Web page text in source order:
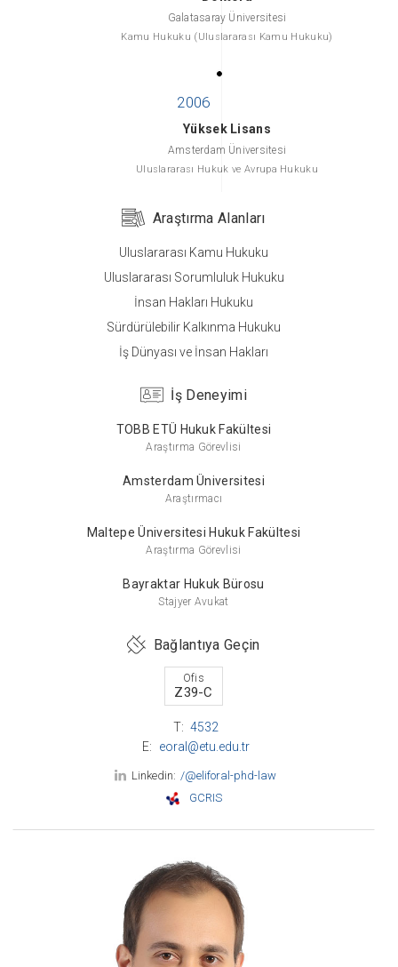
Galatasaray Üniversitesi
Kamu Hukuku (Uluslararası Kamu Hukuku)
Yüksek Lisans
Amsterdam Üniversitesi
Uluslararası Hukuk ve Avrupa Hukuku
Lisans
İstanbul Bilgi Üniversitesi
Hukuk
Araştırma Alanları
Uluslararası Kamu Hukuku
Uluslararası Sorumluluk Hukuku
İnsan Hakları Hukuku
Sürdürülebilir Kalkınma Hukuku
İş Dünyası ve İnsan Hakları
İş Deneyimi
TOBB ETÜ Hukuk Fakültesi
Araştırma Görevlisi
Amsterdam Üniversitesi
Araştırmacı
Maltepe Üniversitesi Hukuk Fakültesi
Araştırma Görevlisi
Bayraktar Hukuk Bürosu
Stajyer Avukat
Bağlantıya Geçin
Ofis
Z39-C
T: 4532
E:
eoral@etu.edu.tr
Linkedin: /@eliforal-phd-law
GCRIS